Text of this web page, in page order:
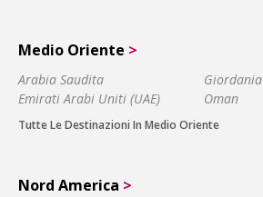
Medio Oriente >
Arabia Saudita
Emirati Arabi Uniti (UAE)
Giordania
Oman
Tutte Le Destinazioni In Medio Oriente
Nord America >